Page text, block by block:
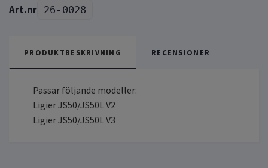
26-0028
PRODUKTBESKRIVNING RECENSIONER
Passar följande modeller:
Ligier JS50/JS50L V2
Ligier JS50/JS50L V3